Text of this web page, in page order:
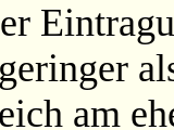
geringer
am